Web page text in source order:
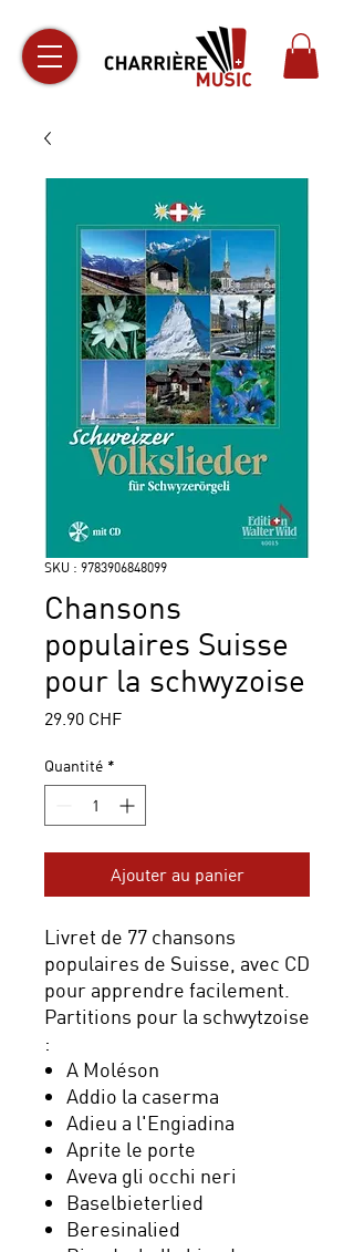
SKU : 9783906848099
Chansons
populaires Suisse
pour la schwyzoise
29.90 CHFPrix
Quantité *
Ajouter au panier
Livret de 77 chansons
populaires de Suisse, avec CD
pour apprendre facilement.
Partitions pour la schwytzoise
:
A Moléson
Addio la caserma
Adieu a l'Engiadina
Aprite le porte
Aveva gli occhi neri
Baselbieterlied
Beresinalied